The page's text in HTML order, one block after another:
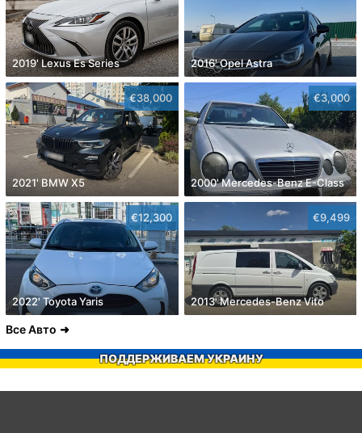
2019' Lexus Es Series 2016' Opel Astra
€38,000
2021' BMW X5
€3,000
2000' Mercedes-Benz E-Class
€12,300
2022' Toyota Yaris
€9,499
2013' Mercedes-Benz Vito
Все Авто
ПОДДЕРЖИВАЕМ УКРАИНУ